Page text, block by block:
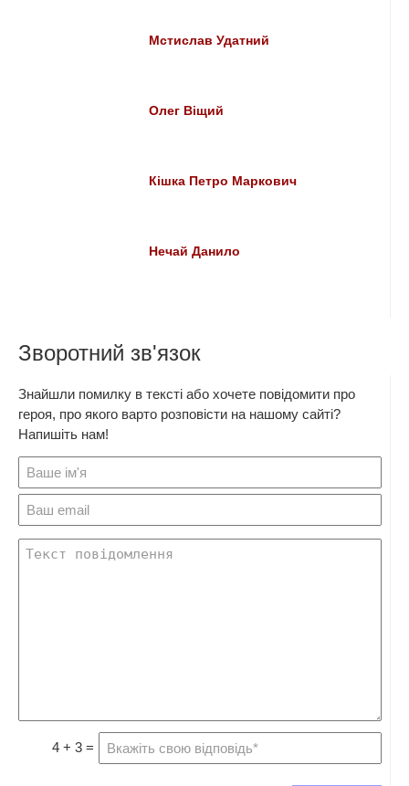
Мстислав Удатний
Олег Віщий
Кішка Петро Маркович
Нечай Данило
Зворотний зв'язок
Знайшли помилку в тексті або хочете повідомити про
героя, про якого варто розповісти на нашому сайті?
Напишіть нам!
4 + 3 =